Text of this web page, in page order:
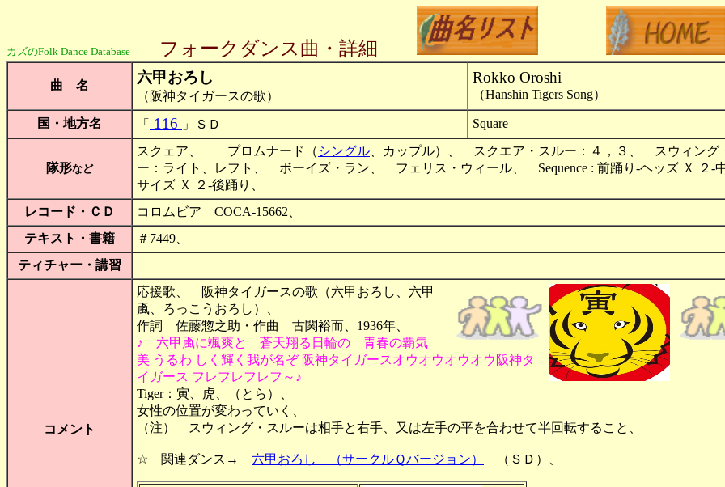
カズのFolk Dance Database フォークダンス曲・詳細
曲 名 六甲おろし
（阪神タイガースの歌）
Rokko Oroshi
（Hanshin Tigers Song）
国・地方名 「 116 」ＳＤ Square
隊形など
スクェア、 プロムナード（ シングル 、カップル）、 スクエア・スルー：４，３、 スウィング
ー：ライト、レフト、 ボーイズ・ラン、 フェリス・ウィール、 Sequence : 前踊り-ヘッズ Ｘ ２-
サイズ Ｘ ２-後踊り、
レコード・ＣＤ
コロムビア COCA-15662、
テキスト・書籍
＃7449、
ティチャー・講習
コメント
応援歌、 阪神タイガースの歌（六甲おろし、六甲
颪、ろっこうおろし）、
作詞 佐藤惣之助・作曲 古関裕而、1936年、
♪ 六甲颪に颯爽と 蒼天翔る日輪の 青春の覇気
美 うるわ しく輝く我が名ぞ 阪神タイガースオウオウオウオウ阪神タ
イガース フレフレフレフ～♪
Tiger：寅、虎、（とら）、
女性の位置が変わっていく、
（注） スウィング・スルーは相手と右手、又は左手の平を合わせて半回転すること、
☆ 関連ダンス→ 六甲おろし （サークルＱバージョン） （ＳＤ）、